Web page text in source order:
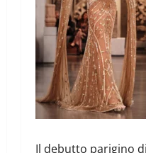
Il debutto parigino